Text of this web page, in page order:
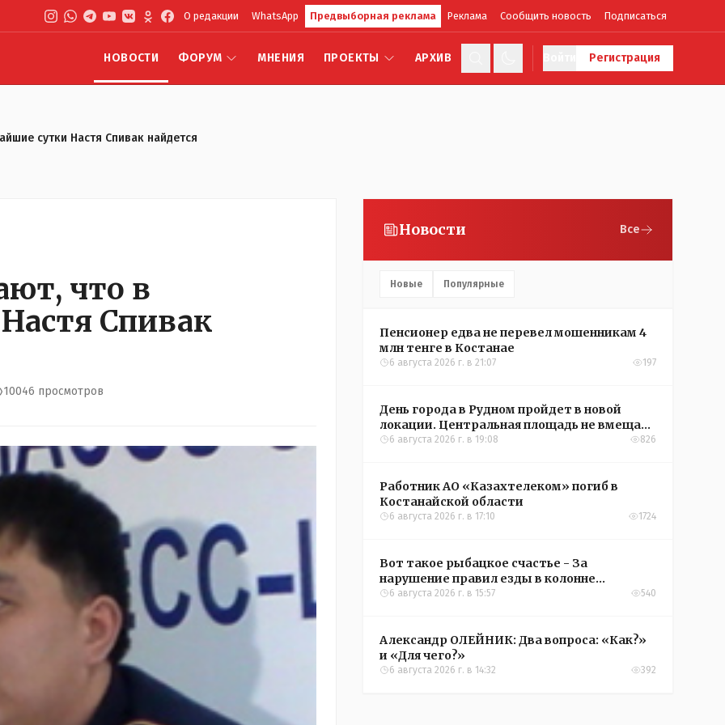
О редакции WhatsApp Предвыборная реклама Реклама Сообщить новость Подписаться
НОВОСТИ ФОРУМ МНЕНИЯ ПРОЕКТЫ АРХИВ Регистрация
сутки Настя Спивак найдется
что в
Спивак
10046 просмотров
Новости Все
Новые Популярные
Пенсионер едва не перевел мошенникам 4
млн тенге в Костанае
6 августа 2026 г. в 21:07 197
День города в Рудном пройдет в новой
локации. Центральная площадь не вмещает
всех желающих
6 августа 2026 г. в 19:08 826
Работник АО «Казахтелеком» погиб в
Костанайской области
6 августа 2026 г. в 17:10 1724
Вот такое рыбацкое счастье - За
нарушение правил езды в колонне
оштрафовали участников соревнований в
6 августа 2026 г. в 15:57 540
Александр ОЛЕЙНИК: Два вопроса: «Как?»
и «Для чего?»
6 августа 2026 г. в 14:32 392